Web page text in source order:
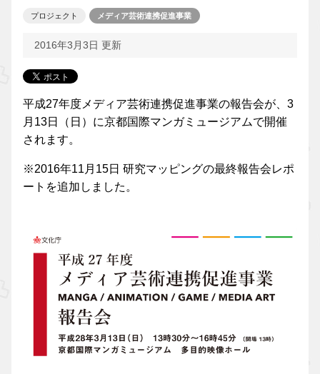
プロジェクト メディア芸術連携促進事業
2016年3月3日 更新
平成27年度メディア芸術連携促進事業の報告会が、3
月13日（日）に京都国際マンガミュージアムで開催
されます。
※2016年11月15日 研究マッピングの最終報告会レポ
ートを追加しました。